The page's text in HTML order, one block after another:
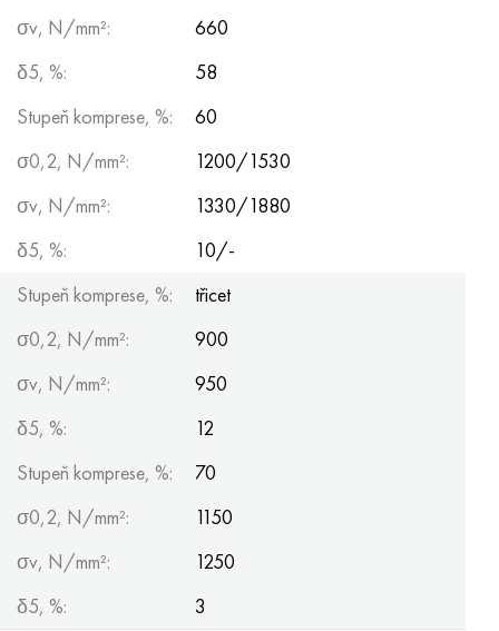
σv, N/mm²:
660
δ5, %:
58
Stupeň komprese, %:
60
σ0,2, N/mm²:
1200/1530
σv, N/mm²:
1330/1880
δ5, %:
10/-
Stupeň komprese, %:
třicet
σ0,2, N/mm²:
900
σv, N/mm²:
950
δ5, %:
12
Stupeň komprese, %:
70
σ0,2, N/mm²:
1150
σv, N/mm²:
1250
δ5, %:
3